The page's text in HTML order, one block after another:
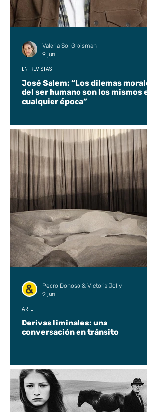
José Salem: “Los dilemas morales
del ser humano son los mismos en
cualquier época”
ENTREVISTAS
Valeria Sol Groisman
9 jun
Derivas liminales: una
conversación en tránsito
ARTE
Pedro Donoso & Victoria Jolly
9 jun